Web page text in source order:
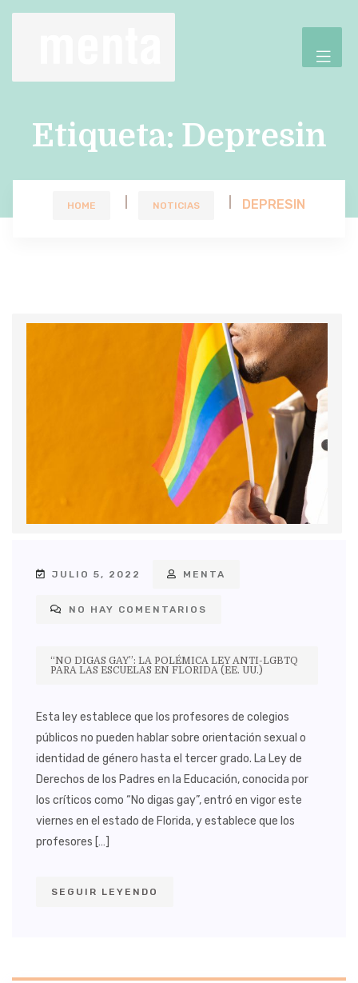
Etiqueta: Depresin
HOME NOTICIAS DEPRESIN
JULIO 5, 2022 MENTA
NO HAY COMENTARIOS
“NO DIGAS GAY”: LA POLÉMICA LEY ANTI-LGBTQ
PARA LAS ESCUELAS EN FLORIDA (EE. UU.)
Esta ley establece que los profesores de colegios
públicos no pueden hablar sobre orientación sexual o
identidad de género hasta el tercer grado. La Ley de
Derechos de los Padres en la Educación, conocida por
los críticos como “No digas gay”, entró en vigor este
viernes en el estado de Florida, y establece que los
profesores […]
SEGUIR LEYENDO